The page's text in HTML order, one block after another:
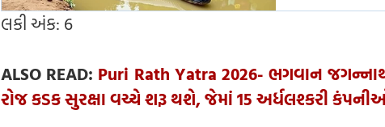
લકી અંક: 6
ALSO READ: Puri Rath Yatra 2026- ભગવાન
રોજ કડક સુરક્ષા વચ્ચે શરૂ થશે, જેમાં 15 અર્ધલશ્કરી